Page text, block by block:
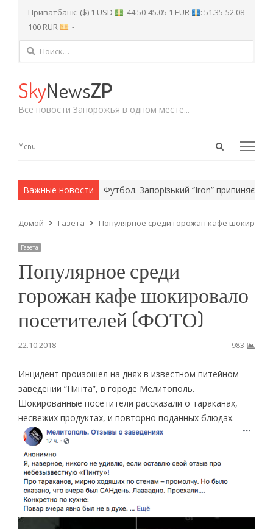
Приватбанк: ($) 1 USD : 44.50-45.05 1 EUR
: 51.35-52.08
100 RUR
: -
Найти:
SkyNewsZP
Все новости Запорожья в одном месте...
Open
Menu
Menu
Важные новости
методы. Футбол. Запорізький “Iron” припиняє
Домой Газета Популярное среди горожан кафе
Газета
Популярное среди
горожан кафе шокировало
посетителей (ФОТО)
22.10.2018 983
Инцидент произошел на днях в известном питейном
заведении “Пинта”, в городе Мелитополь.
Шокированные посетители рассказали о тараканах,
несвежих продуктах, и повторно поданных блюдах.